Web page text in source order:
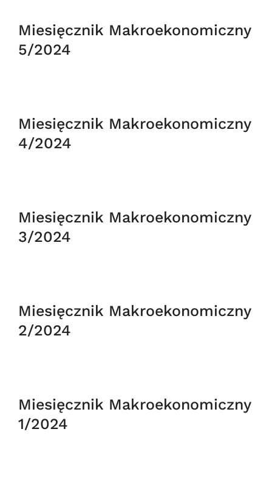
Miesięcznik Makroekonomiczny
5/2024
Miesięcznik Makroekonomiczny
4/2024
Miesięcznik Makroekonomiczny
3/2024
Miesięcznik Makroekonomiczny
2/2024
Miesięcznik Makroekonomiczny
1/2024